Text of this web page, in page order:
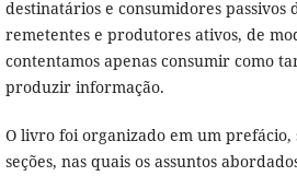
destinatários e consumidores passivos
remetentes e produtores ativos, de
contentamos apenas consumir como
produzir informação.
O livro foi organizado em um prefácio,
seções, nas quais os assuntos